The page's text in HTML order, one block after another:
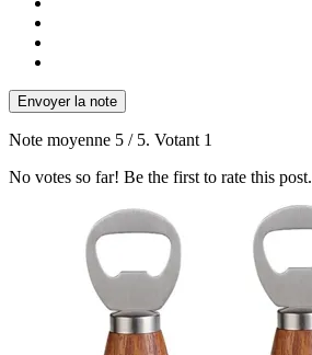
Envoyer la note
Note moyenne 5 / 5. Votant 1
No votes so far! Be the first to rate this post.